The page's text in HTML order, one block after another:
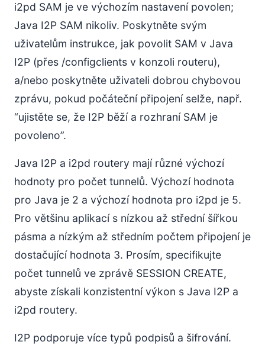
i2pd SAM je ve výchozím nastavení povolen;
Java I2P SAM nikoliv. Poskytněte svým
uživatelům instrukce, jak povolit SAM v Java
I2P (přes /configclients v konzoli routeru),
a/nebo poskytněte uživateli dobrou chybovou
zprávu, pokud počáteční připojení selže, např.
“ujistěte se, že I2P běží a rozhraní SAM je
povoleno”.
Java I2P a i2pd routery mají různé výchozí
hodnoty pro počet tunnelů. Výchozí hodnota
pro Java je 2 a výchozí hodnota pro i2pd je 5.
Pro většinu aplikací s nízkou až střední šířkou
pásma a nízkým až středním počtem připojení je
dostačující hodnota 3. Prosím, specifikujte
počet tunnelů ve zprávě SESSION CREATE,
abyste získali konzistentní výkon s Java I2P a
i2pd routery.
I2P podporuje více typů podpisů a šifrování.